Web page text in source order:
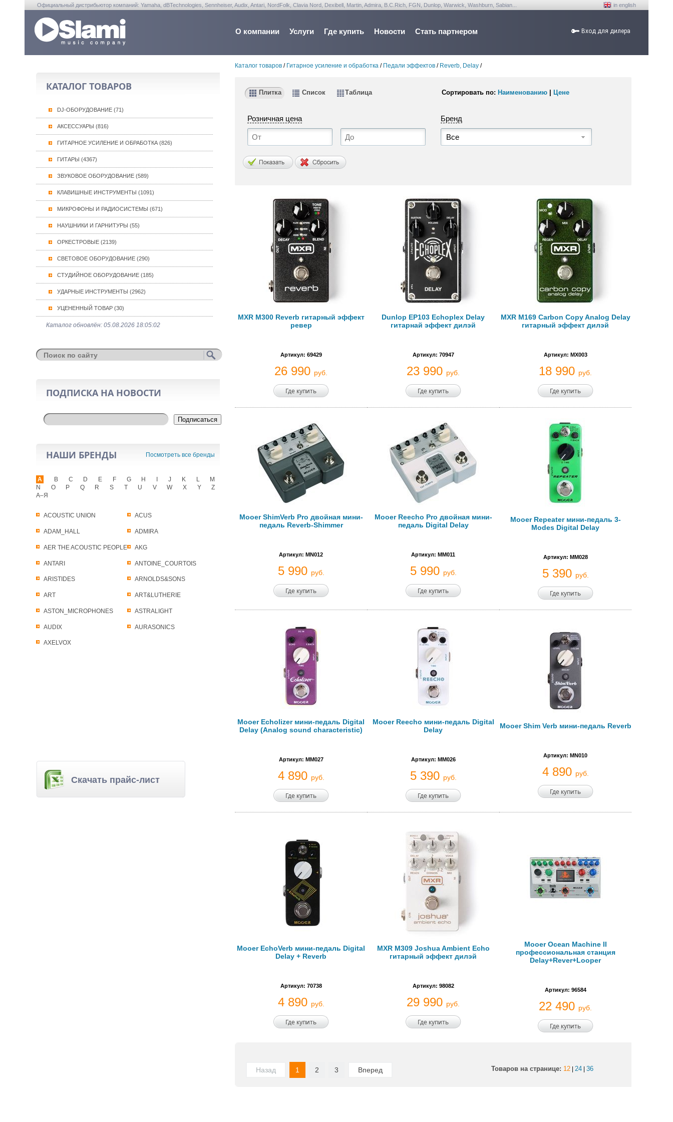
Официальный дистрибьютор компаний: Yamaha, dBTechnologies, Sennheiser, Audix, Antari, NordFolk, Clavia Nord, Dexibell, Martin, Admira, B.C.Rich, FGN, Dunlop, Warwick, Washburn, Sabian... in english
О компании Услуги Где купить Новости Стать партнером Вход для дилера
КАТАЛОГ ТОВАРОВ
DJ-ОБОРУДОВАНИЕ (71)
АКСЕССУАРЫ (816)
ГИТАРНОЕ УСИЛЕНИЕ И ОБРАБОТКА (826)
ГИТАРЫ (4367)
ЗВУКОВОЕ ОБОРУДОВАНИЕ (589)
КЛАВИШНЫЕ ИНСТРУМЕНТЫ (1091)
МИКРОФОНЫ И РАДИОСИСТЕМЫ (671)
НАУШНИКИ И ГАРНИТУРЫ (55)
ОРКЕСТРОВЫЕ (2139)
СВЕТОВОЕ ОБОРУДОВАНИЕ (290)
СТУДИЙНОЕ ОБОРУДОВАНИЕ (185)
УДАРНЫЕ ИНСТРУМЕНТЫ (2962)
УЦЕНЕННЫЙ ТОВАР (30)
Каталог обновлён: 05.08.2026 18:05:02
ПОДПИСКА НА НОВОСТИ
Подписаться
НАШИ БРЕНДЫ Посмотреть все бренды
A
ACOUSTIC UNION ACUS
ADAM_HALL ADMIRA
AER THE ACOUSTIC PEOPLE AKG
ANTARI ANTOINE_COURTOIS
ARISTIDES ARNOLDS&SONS
ART ART&LUTHERIE
ASTON_MICROPHONES ASTRALIGHT
AUDIX AURASONICS
AXELVOX
B C D E F G H J K L
M
N
O P Q R S T U V W X Y
Z
А–Я
Скачать прайс-лист
Каталог товаров / Гитарное усиление и обработка / Педали эффектов / Reverb, Delay /
Плитка Список Таблица Сортировать по: Наименованию Цене
Розничная цена Бренд
Все
MXR M300 Reverb гитарный эффект
ревер
Артикул: 69429
26 990 руб.
Где купить
Dunlop EP103 Echoplex Delay
гитарнай эффект дилэй
Артикул: 70947
23 990 руб.
Где купить
MXR M169 Carbon Copy Analog Delay
гитарный эффект дилэй
Артикул: MX003
18 990 руб.
Где купить
Mooer ShimVerb Pro двойная мини-
педаль Reverb-Shimmer
Артикул: MN012
5 990 руб.
Где купить
Mooer Reecho Pro двойная мини-
педаль Digital Delay
Артикул: MM011
5 990 руб.
Где купить
Mooer Repeater мини-педаль 3-
Modes Digital Delay
Артикул: MM028
5 390 руб.
Где купить
Mooer Echolizer мини-педаль Digital
Delay (Analog sound characteristic)
Артикул: MM027
4 890 руб.
Где купить
Mooer Reecho мини-педаль Digital
Delay
Артикул: MM026
5 390 руб.
Где купить
Mooer Shim Verb мини-педаль Reverb
Артикул: MN010
4 890 руб.
Где купить
Mooer EchoVerb мини-педаль Digital
Delay + Reverb
Артикул: 70738
4 890 руб.
Где купить
MXR M309 Joshua Ambient Echo
гитарный эффект дилэй
Артикул: 98082
29 990 руб.
Где купить
Mooer Ocean Machine II
профессиональная станция
Delay+Rever+Looper
Артикул: 96584
22 490 руб.
Где купить
Назад 1 2 3 Вперед Товаров на странице: 12| 24| 36